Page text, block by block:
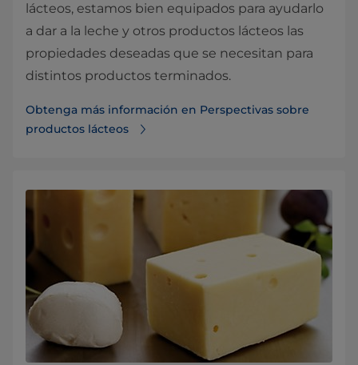
lácteos, estamos bien equipados para ayudarlo
a dar a la leche y otros productos lácteos las
propiedades deseadas que se necesitan para
distintos productos terminados.
Obtenga más información en Perspectivas sobre
productos lácteos